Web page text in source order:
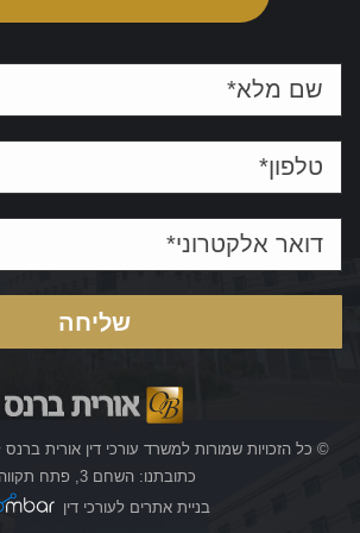
© כל הזכויות שמורות למשרד עורכי דין אורית
כתובתנו: השחם 3, פתח תקווה.
בניית אתרים לעורכי דין